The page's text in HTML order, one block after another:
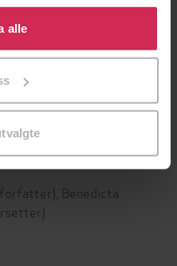
ditt samtykke til å
Du kan også
formål ved å klikke
alle
249,-
Lucinda Riley
Benedicta